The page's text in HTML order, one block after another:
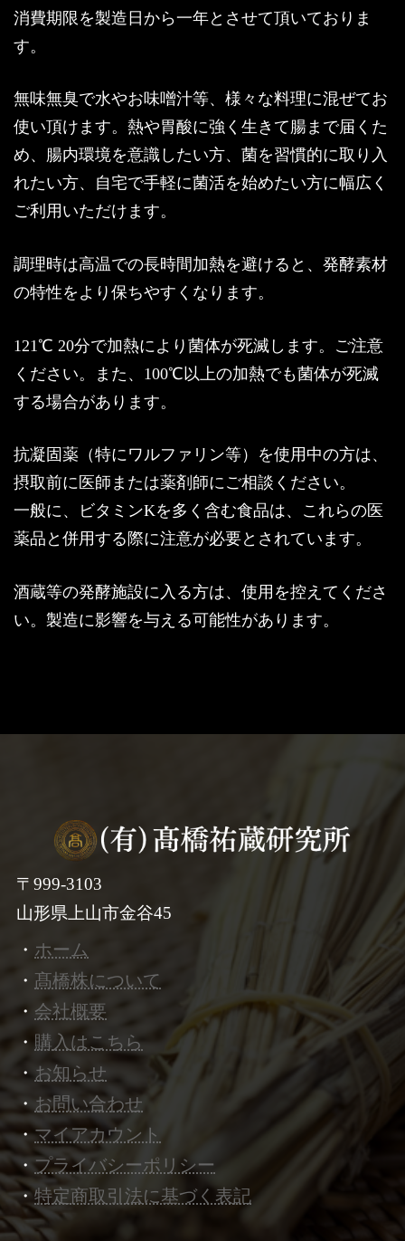
消費期限を製造日から一年とさせて頂いておりま
す。
無味無臭で水やお味噌汁等、様々な料理に混ぜてお
使い頂けます。熱や胃酸に強く生きて腸まで届くた
め、腸内環境を意識したい方、菌を習慣的に取り入
れたい方、自宅で手軽に菌活を始めたい方に幅広く
ご利用いただけます。
調理時は高温での長時間加熱を避けると、発酵素材
の特性をより保ちやすくなります。
121℃ 20分で加熱により菌体が死滅します。ご注意
ください。また、100℃以上の加熱でも菌体が死滅
する場合があります。
抗凝固薬（特にワルファリン等）を使用中の方は、
摂取前に医師または薬剤師にご相談ください。
一般に、ビタミンKを多く含む食品は、これらの医
薬品と併用する際に注意が必要とされています。
酒蔵等の発酵施設に入る方は、使用を控えてくださ
い。製造に影響を与える可能性があります。
〒999-3103
山形県上山市金谷45
・ ホーム
・ 髙橋株について
・ 会社概要
・ 購入はこちら
・ お知らせ
・ お問い合わせ
・マイアカウント
・ プライバシーポリシー
・特定商取引法に基づく表記